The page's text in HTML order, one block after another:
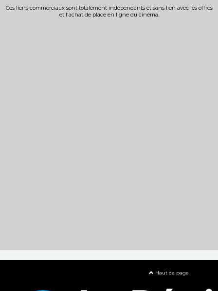
Ces liens commerciaux sont totalement indépendants et sans lien avec les offres
et l'achat de place en ligne du cinéma.
Haut de page